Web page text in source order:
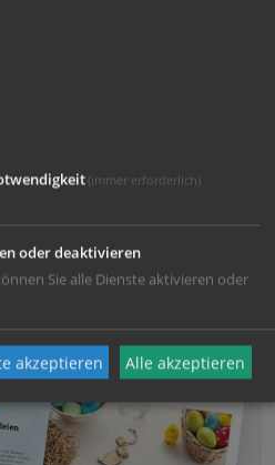
(immer erforderlich)
oder deaktivieren
Sie alle Dienste aktivieren oder
akzeptieren Alle akzeptieren